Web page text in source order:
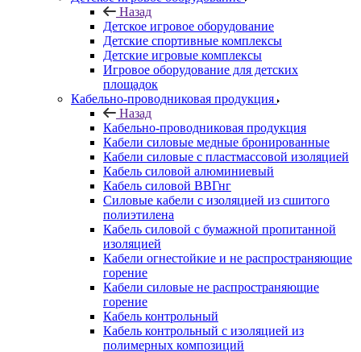
Назад
Детское игровое оборудование
Детские спортивные комплексы
Детские игровые комплексы
Игровое оборудование для детских
площадок
Кабельно-проводниковая продукция
Назад
Кабельно-проводниковая продукция
Кабели силовые медные бронированные
Кабели силовые с пластмассовой изоляцией
Кабель силовой алюминиевый
Кабель силовой ВВГнг
Силовые кабели с изоляцией из сшитого
полиэтилена
Кабель силовой с бумажной пропитанной
изоляцией
Кабели огнестойкие и не распространяющие
горение
Кабели силовые не распространяющие
горение
Кабель контрольный
Кабель контрольный с изоляцией из
полимерных композиций